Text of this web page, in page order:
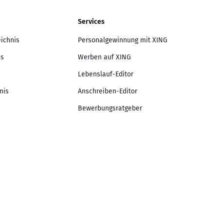
Services
Personalgewinnung mit XING
Werben auf XING
Lebenslauf-Editor
Anschreiben-Editor
Bewerbungsratgeber